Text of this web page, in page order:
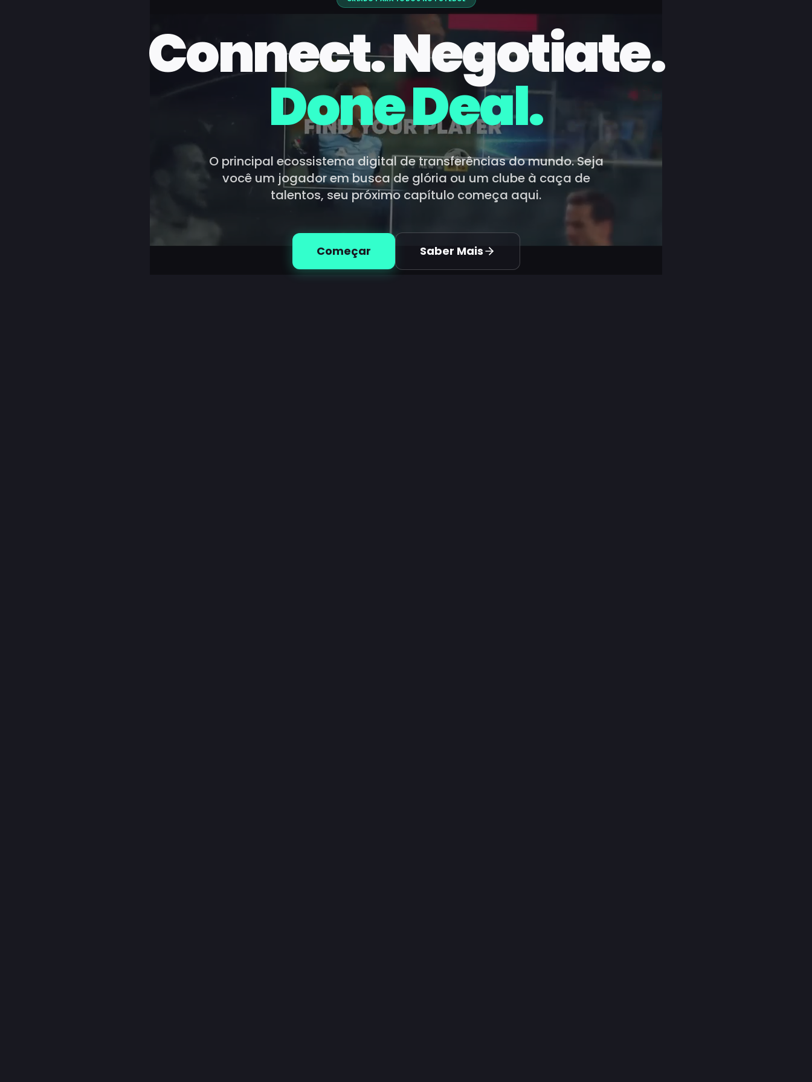
Connect. Negotiate.
Done Deal.
O principal ecossistema digital de transferências do mundo. Seja
você um jogador em busca de glória ou um clube à caça de
talentos, seu próximo capítulo começa aqui.
Começar Saber Mais